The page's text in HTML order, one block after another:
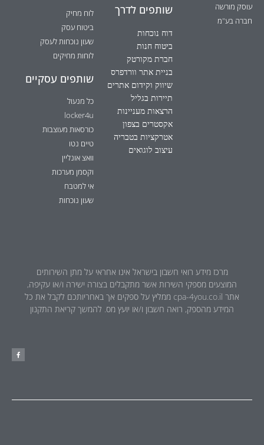
עוסק מורשה
חברה בע"מ
שותפים לדרך
דוח נוכחות
ביטוח חנות
חברת מקורטק
בניית אתר וורדפרס
שיווק וקידום אתרים
תיירות בגליל
הרצאות מעניינות
אקסטרים בצפון
אטרקציות בטבריה
עיצוב לוגואים
לוח מחיק
ביטוח עסק
שעון נוכחות לעסק
לוחות מחיקים
שותפים עסקיים
כל מנעול
locker4u
כורסאות מעוצבות
טיים נטו
וואצ אונליין
וקסמן מערכות
אי למטבח
שעון נוכחות
מרכז מידע רואי חשבון בישראל אינו אחראי על מתן השירותים
המוצעים מספקי השירות אשר מתקבלים בצורה ישירה ו/או עקיפה,
אתר cpa-4you.co.il ממליץ על ספקים אך באחריותכם לקבל את כל
המידע מהספק, רואה חשבון ו/או יועץ מס. להמשך קריאת התקנון